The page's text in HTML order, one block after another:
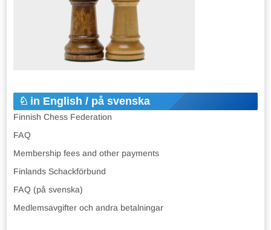
in English / på svenska
Finnish Chess Federation
FAQ
Membership fees and other payments
Finlands Schackförbund
FAQ (på svenska)
Medlemsavgifter och andra betalningar